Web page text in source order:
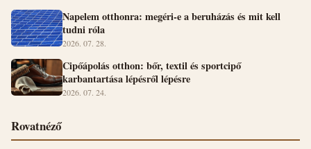
Napelem otthonra: megéri-e a beruházás és mit kell
tudni róla
2026. 07. 28.
Cipőápolás otthon: bőr, textil és sportcipő
karbantartása lépésről lépésre
2026. 07. 24.
Rovatnéző